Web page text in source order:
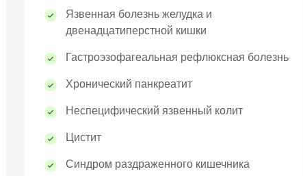
Язвенная болезнь желудка и
двенадцатиперстной кишки
Гастроэзофагеальная рефлюксная болезнь
Хронический панкреатит
Неспецифический язвенный колит
Цистит
Синдром раздраженного кишечника